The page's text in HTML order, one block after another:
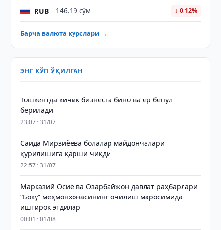
RUB 146.19 сўм ↓ 0.12%
Барча валюта курслари →
ЭНГ КЎП ЎҚИЛГАН
Тошкентда кичик бизнесга бино ва ер бепул
берилади
23:07 · 31/07
Саида Мирзиёева болалар майдончалари
қурилишига қарши чиқди
22:57 · 31/07
Марказий Осиё ва Озарбайжон давлат раҳбарлари
“Боку” меҳмонхонасининг очилиш маросимида
иштирок этдилар
00:01 · 01/08